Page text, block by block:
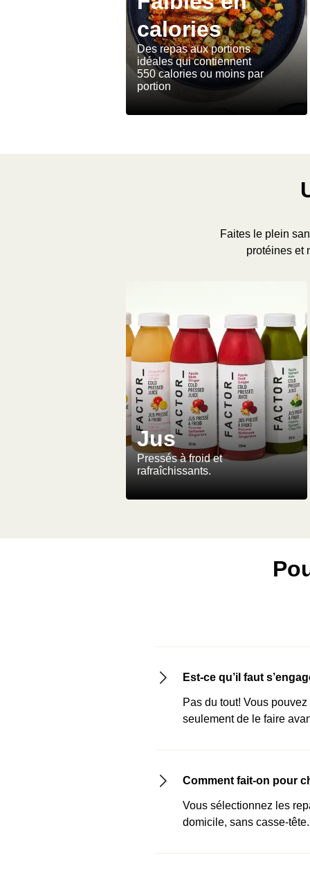
calories
Des repas aux portions
idéales qui contiennent
550 calories ou moins par
portion
Faites le plein
protéines et
Jus
Pressés à froid et
rafraîchissants.
Est-ce qu’il faut
Pas du tout! Vous
seulement de le faire
Comment fait-on pour
Vous sélectionnez les
domicile, sans casse-tête.